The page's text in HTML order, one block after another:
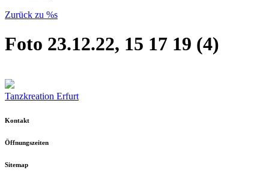
Zurück zu %s
Foto 23.12.22, 15 17 19 (4)
Tanzkreation Erfurt
Kontakt
Öffnungszeiten
Sitemap